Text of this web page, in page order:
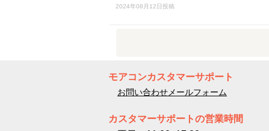
2024年08月12日投稿
モアコンカスタマーサポート
お問い合わせメールフォーム
カスタマーサポートの営業時間